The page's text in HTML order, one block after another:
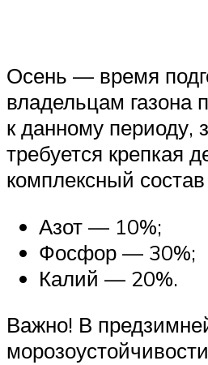
Осень — время
владельцам газона
к данному периоду,
требуется крепкая
комплексный
Азот — 10%;
Фосфор — 30%;
Калий — 20%.
Важно! В